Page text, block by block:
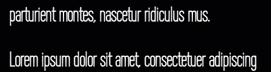
parturient montes, nascetur ridiculus mus.
Lorem ipsum dolor sit amet, consectetuer adipiscing